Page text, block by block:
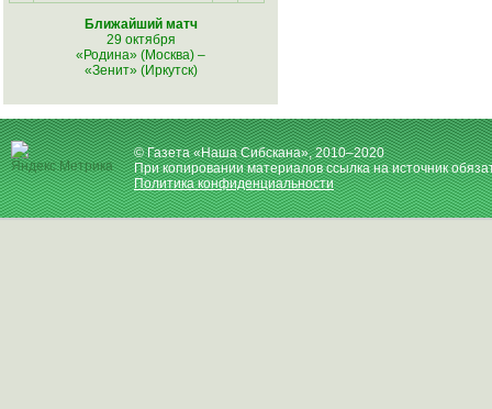
Ближайший матч
29 октября
«Родина» (Москва) –
«Зенит» (Иркутск)
© Газета «Наша Сибскана», 2010–2020
При копировании материалов ссылка на источник
Политика конфиденциальности